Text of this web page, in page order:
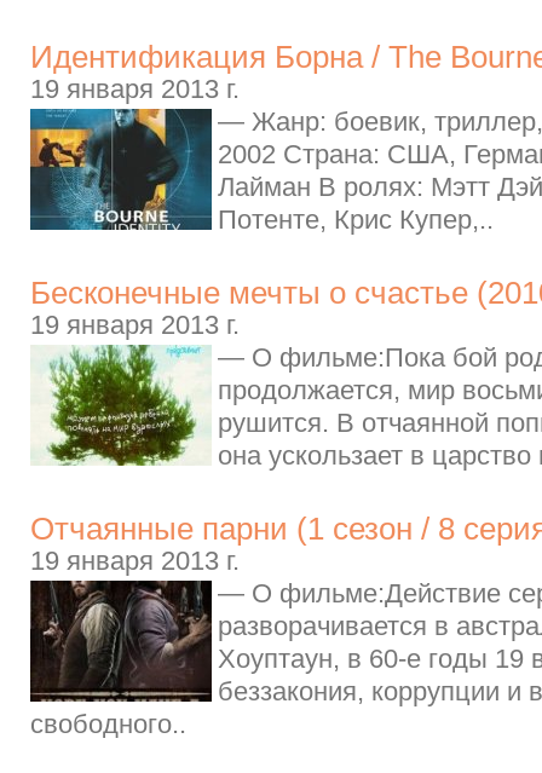
Идентификация Борна / The
19 января 2013 г.
— Жанр: боевик, триллер,
2002 Страна: США,
Лайман В ролях: Мэтт
Потенте, Крис Купер,..
Бесконечные мечты о счастье
19 января 2013 г.
— О фильме:Пока бой
продолжается, мир
рушится. В отчаянной
она ускользает в
Отчаянные парни (1 сезон / 8
19 января 2013 г.
— О фильме:Действие
разворачивается в
Хоуптаун, в 60-е годы 19
беззакония, коррупции и
свободного..